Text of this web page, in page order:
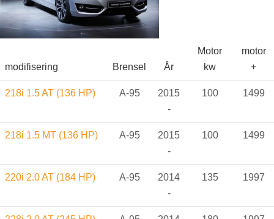
modifisering Brensel År
Motor
kw
motor
+
218i 1.5 AT (136 HP) A-95
2015
-
100 1499
218i 1.5 MT (136 HP) A-95
2015
-
100 1499
220i 2.0 AT (184 HP) A-95
2014
-
135 1997